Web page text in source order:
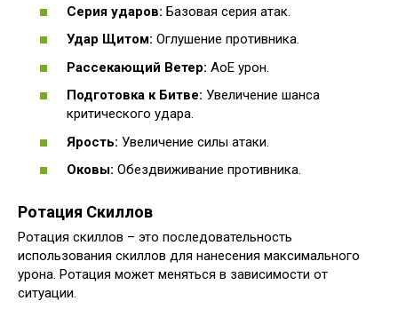
Серия ударов: Базовая серия атак.
Удар Щитом: Оглушение противника.
Рассекающий Ветер: AoE урон.
Подготовка к Битве: Увеличение шанса
критического удара.
Ярость: Увеличение силы атаки.
Оковы: Обездвиживание противника.
Ротация Скиллов
Ротация скиллов – это последовательность
использования скиллов для нанесения максимального
урона. Ротация может меняться в зависимости от
ситуации.